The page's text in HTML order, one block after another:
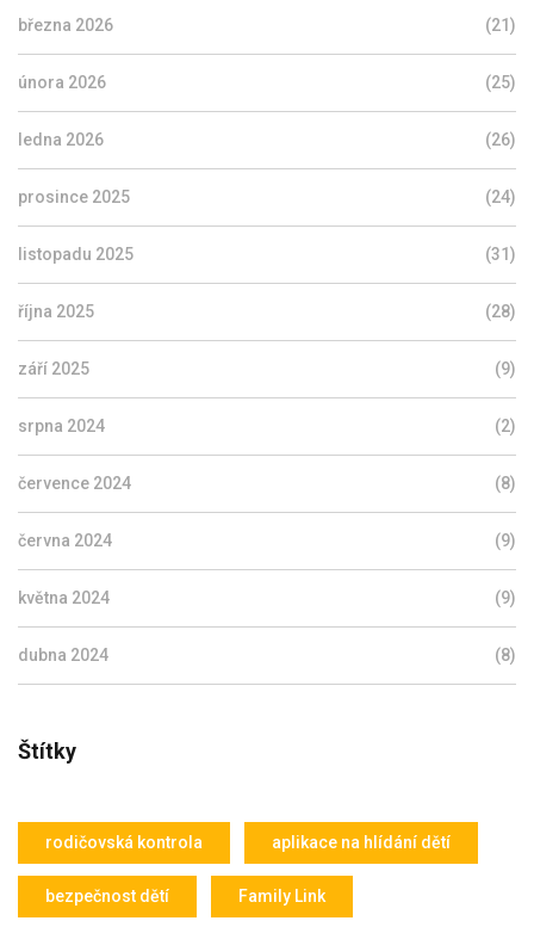
března 2026 (21)
února 2026 (25)
ledna 2026 (26)
prosince 2025 (24)
listopadu 2025 (31)
října 2025 (28)
září 2025 (9)
srpna 2024 (2)
července 2024 (8)
června 2024 (9)
května 2024 (9)
dubna 2024 (8)
Štítky
rodičovská kontrola aplikace na hlídání dětí
bezpečnost dětí Family Link